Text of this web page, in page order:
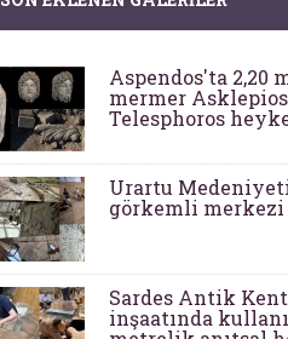
Aspendos'ta 2,20
mermer
Telesphoros
Urartu
görkemli
Sardes Antik
inşaatında